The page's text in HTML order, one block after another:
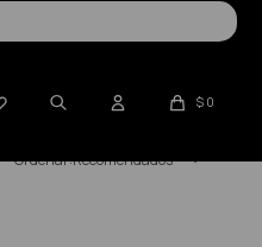
$ 0
Recomendados